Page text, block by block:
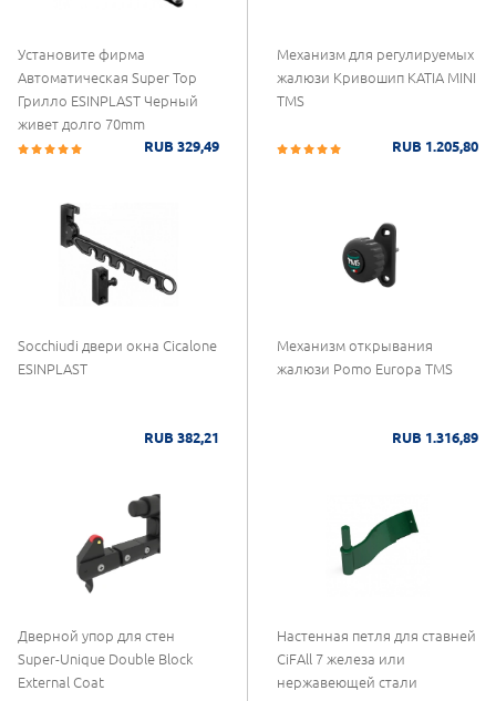
Установите фирма
Автоматическая Super Top
Грилло ESINPLAST Черный
живет долго 70mm
RUB 329,49
Механизм для регулируемых
жалюзи Кривошип KATIA MINI
TMS
RUB 1.205,80
Socchiudi двери окна Cicalone
ESINPLAST
RUB 382,21
Механизм открывания
жалюзи Pomo Europa TMS
RUB 1.316,89
Дверной упор для стен
Super-Unique Double Block
External Coat
Настенная петля для ставней
CiFAll 7 железа или
нержавеющей стали